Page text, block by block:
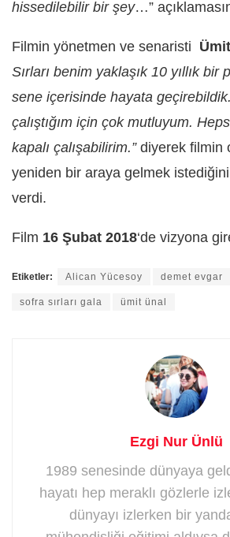
hissedilebilir bir şey…”
Filmin yönetmen ve senaristi
Sırları benim yaklaşık 10 yıllık bir
sene içerisinde hayata
çalıştığım için çok mutluyum.
kapalı çalışabilirim.” diyerek filmin
yeniden bir araya gelmek
verdi.
Film 16 Şubat 2018‘de vizyona
Etiketler: Alican Yücesoy demet evgar
sofra sırları gala ümit ünal
Ezgi Nur Ünlü
1989 senesinde dünyaya
hayatı hep meraklı gözlerle
dünyayı izlerken bir